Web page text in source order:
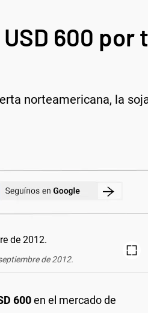
600 por
norteamericana, la
de 2012.
600en el mercado de